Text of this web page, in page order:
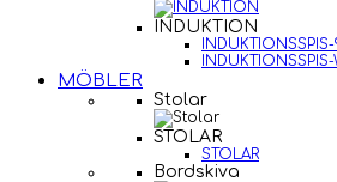
INDUKTION
MÖBLER
Stolar
STOLAR
STOLAR
Bordskiva